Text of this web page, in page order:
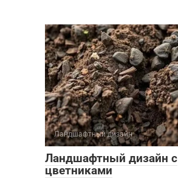
Ландшафтный дизайн
Ландшафтный дизайн с
цветниками